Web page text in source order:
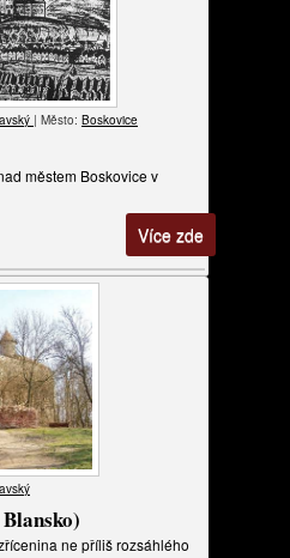
| Město: Boskovice
městem Boskovice v
Více zde
ne příliš rozsáhlého